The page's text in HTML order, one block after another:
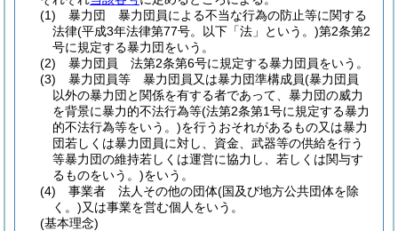
(1)
暴力団 暴力団員による不当な行為の防止等に関する
法律(平成3年法律第77号。以下「法」という。)第2条第2
号に規定する暴力団をいう。
(2)
暴力団員 法第2条第6号に規定する暴力団員をいう。
(3)
暴力団員等 暴力団員又は暴力団準構成員(暴力団員
以外の暴力団と関係を有する者であって、暴力団の威力
を背景に暴力的不法行為等(法第2条第1号に規定する暴力
的不法行為等をいう。)を行うおそれがあるもの又は暴力
団若しくは暴力団員に対し、資金、武器等の供給を行う
等暴力団の維持若しくは運営に協力し、若しくは関与す
るものをいう。)をいう。
(4)
事業者 法人その他の団体(国及び地方公共団体を除
く。)又は事業を営む個人をいう。
(基本理念)